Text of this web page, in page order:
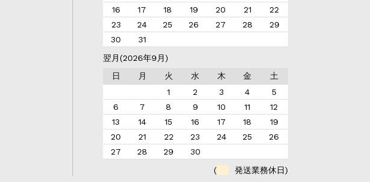
16
17 18 19 20 21
22
23
24 25 26 27 28
29
30
31
翌月(2026年9月)
日
月 火 水 木 金
土
1
2 3 4
5
6
7 8 9 10 11
12
13
14 15 16 17 18
19
20
21 22 23 24 25
26
27
28 29
30
(
発送業務休日)